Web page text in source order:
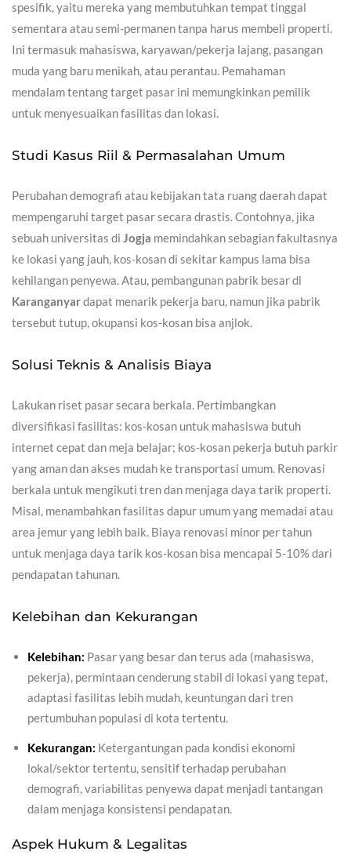
spesifik, yaitu mereka yang membutuhkan tempat tinggal
sementara atau semi-permanen tanpa harus membeli properti.
Ini termasuk mahasiswa, karyawan/pekerja lajang, pasangan
muda yang baru menikah, atau perantau. Pemahaman
mendalam tentang target pasar ini memungkinkan pemilik
untuk menyesuaikan fasilitas dan lokasi.
Studi Kasus Riil & Permasalahan Umum
Perubahan demografi atau kebijakan tata ruang daerah dapat
mempengaruhi target pasar secara drastis. Contohnya, jika
sebuah universitas di Jogja memindahkan sebagian fakultasnya
ke lokasi yang jauh, kos-kosan di sekitar kampus lama bisa
kehilangan penyewa. Atau, pembangunan pabrik besar di
Karanganyardapat menarik pekerja baru, namun jika pabrik
tersebut tutup, okupansi kos-kosan bisa anjlok.
Solusi Teknis & Analisis Biaya
Lakukan riset pasar secara berkala. Pertimbangkan
diversifikasi fasilitas: kos-kosan untuk mahasiswa butuh
internet cepat dan meja belajar; kos-kosan pekerja butuh parkir
yang aman dan akses mudah ke transportasi umum. Renovasi
berkala untuk mengikuti tren dan menjaga daya tarik properti.
Misal, menambahkan fasilitas dapur umum yang memadai atau
area jemur yang lebih baik. Biaya renovasi minor per tahun
untuk menjaga daya tarik kos-kosan bisa mencapai 5-10% dari
pendapatan tahunan.
Kelebihan dan Kekurangan
Kelebihan: Pasar yang besar dan terus ada (mahasiswa,
pekerja), permintaan cenderung stabil di lokasi yang tepat,
adaptasi fasilitas lebih mudah, keuntungan dari tren
pertumbuhan populasi di kota tertentu.
Kekurangan: Ketergantungan pada kondisi ekonomi
lokal/sektor tertentu, sensitif terhadap perubahan
demografi, variabilitas penyewa dapat menjadi tantangan
dalam menjaga konsistensi pendapatan.
Aspek Hukum & Legalitas